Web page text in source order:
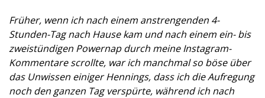
Früher, wenn ich nach einem anstrengenden 4-
Stunden-Tag nach Hause kam und nach einem ein- bis
zweistündigen Powernap durch meine Instagram-
Kommentare scrollte, war ich manchmal so böse über
das Unwissen einiger Hennings, dass ich die Aufregung
noch den ganzen Tag verspürte, während ich nach